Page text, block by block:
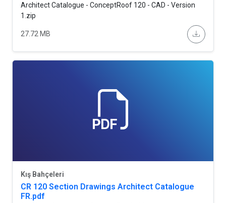
Architect Catalogue - ConceptRoof 120 - CAD - Version
1.zip
27.72 MB
Kış Bahçeleri
CR 120 Section Drawings Architect Catalogue
FR.pdf